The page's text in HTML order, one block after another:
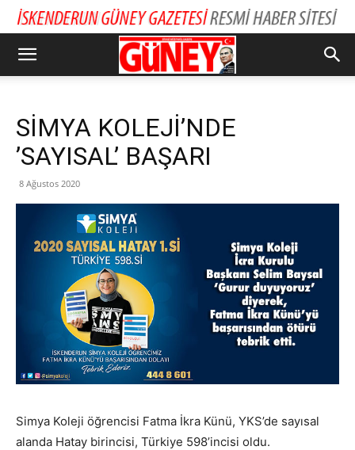
SİMYA KOLEJİ’NDE
’SAYISAL’ BAŞARI
8 Ağustos 2020
Simya Koleji öğrencisi Fatma İkra Künü, YKS’de sayısal
alanda Hatay birincisi, Türkiye 598’incisi oldu.